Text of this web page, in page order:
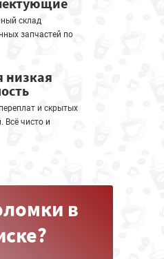
склад
запчастей по
низкая
и скрытых
Всё чисто и
в